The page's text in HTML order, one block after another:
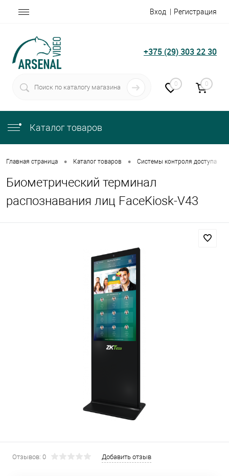
Вход Регистрация
+375 (29) 303 22 30
0 0
Каталог товаров
Главная страница • Каталог товаров • Системы контроля доступа
Биометрический терминал
распознавания лиц FaceKiosk-V43
Отзывов: 0 Добавить отзыв